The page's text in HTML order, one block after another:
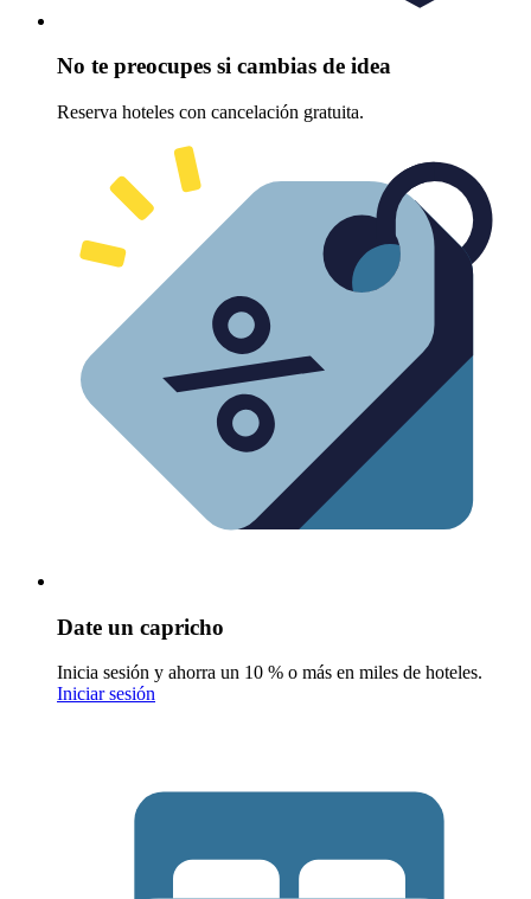
No te preocupes si cambias de idea
Reserva hoteles con cancelación gratuita.
Date un capricho
Inicia sesión y ahorra un 10 % o más en miles de hoteles.
Iniciar sesión